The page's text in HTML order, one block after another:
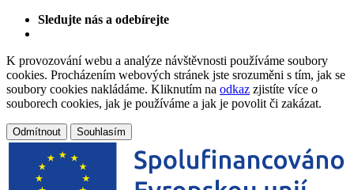
Sledujte nás a odebírejte
K provozování webu a analýze návštěvnosti používáme soubory
cookies. Procházením webových stránek jste srozuměni s tím, jak se
soubory cookies nakládáme. Kliknutím na odkaz zjistíte více o
souborech cookies, jak je používáme a jak je povolit či zakázat.
Odmítnout Souhlasím